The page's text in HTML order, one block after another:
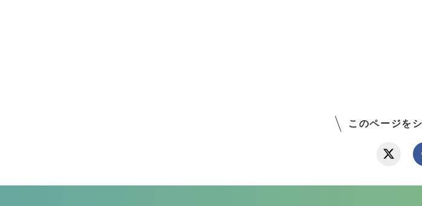
このページを